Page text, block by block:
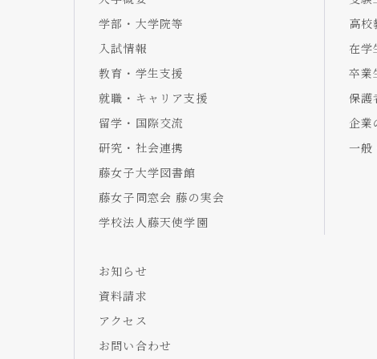
学部・大学院等
入試情報
教育・学生支援
就職・キャリア支援
留学・国際交流
研究・社会連携
藤女子大学図書館
藤女子同窓会 藤の実会
学校法人藤天使学園
高校
在学
卒業
保護
企業
一般
お知らせ
資料請求
アクセス
お問い合わせ